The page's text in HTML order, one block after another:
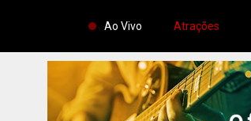
Ao Vivo Atrações